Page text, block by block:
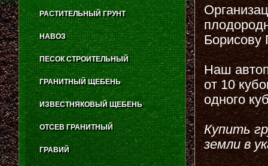
Борисову
Наш
от 10
одного
Купить
земли в
РАСТИТЕЛЬНЫЙ ГРУНТ
НАВОЗ
ПЕСОК СТРОИТЕЛЬНЫЙ
ГРАНИТНЫЙ ЩЕБЕНЬ
ИЗВЕСТНЯКОВЫЙ ЩЕБЕНЬ
ОТСЕВ ГРАНИТНЫЙ
ГРАВИЙ